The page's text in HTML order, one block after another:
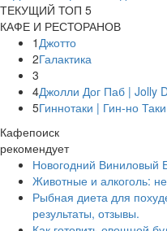
ТЕКУЩИЙ ТОП 5
КАФЕ И РЕСТОРАНОВ
1 Джотто
2Галактика
3
4Джолли Дог Паб | Jolly
5Гиннотаки | Гин-но Таки
Кафепоиск
рекомендует
Новогодний Виниловый
Животные и алкоголь:
Рыбная диета для
результаты, отзывы.